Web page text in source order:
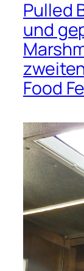
Pulled
und
Food